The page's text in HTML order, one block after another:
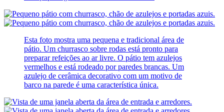
Esta foto mostra uma pequena e tradicional área de
pátio. Um churrasco sobre rodas está pronto para
preparar refeições ao ar livre. O pátio tem azulejos
vermelhos e está rodeado por paredes brancas. Um
azulejo de cerâmica decorativo com um motivo de
barco na parede é uma característica única.